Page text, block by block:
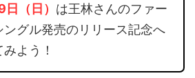
日（日） は王林さんのファー
ングル発売のリリース記念へ
よう！